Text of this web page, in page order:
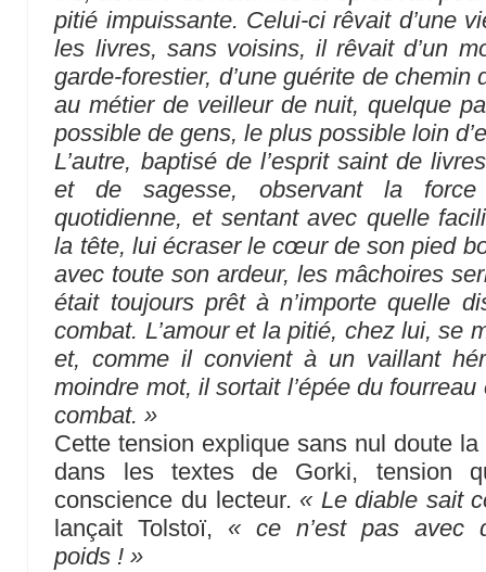
pitié impuissante. Celui-ci rêvait d’une
les livres, sans voisins, il rêvait d’un
garde-forestier, d’une guérite de
au métier de veilleur de nuit, quelque
possible de gens, le plus possible loin
L’autre, baptisé de l’esprit saint de
et de sagesse, observant la force
quotidienne, et sentant avec quelle
la tête, lui écraser le cœur de son pied
avec toute son ardeur, les mâchoires
était toujours prêt à n’importe quelle
combat. L’amour et la pitié, chez lui, se
et, comme il convient à un vaillant
moindre mot, il sortait l’épée du
combat. »
Cette tension explique sans nul doute
dans les textes de Gorki, tension
conscience du lecteur. « Le diable sait
lançait Tolstoï, « ce n’est pas avec
poids ! »